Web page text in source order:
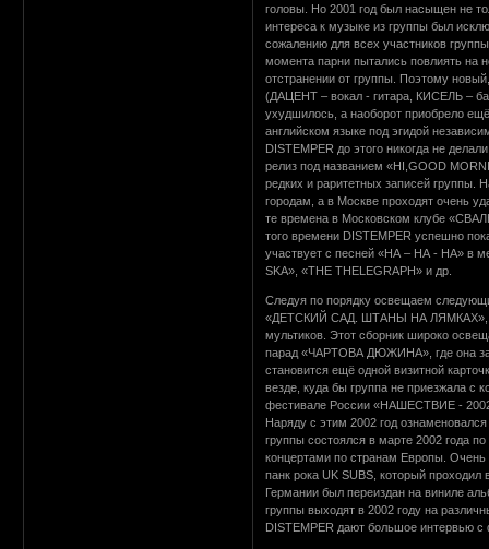
головы. Но 2001 год был насыщен не
интереса к музыке из группы был
сожалению для всех участников
момента парни пытались повлиять
отстранении от группы. Поэтому
(ДАЦЕНТ – вокал - гитара, КИСЕЛЬ –
ухудшилось, а наоборот приобрело
английском языке под эгидой
DISTEMPER до этого никогда не
релиз под названием «HI,GOOD
редких и раритетных записей группы.
городам, а в Москве проходят очень
те времена в Московском клубе
того времени DISTEMPER успешно
участвует с песней «НА – НА - НА» в
SKA», «THE THELEGRAPH» и др.
Следуя по порядку освещаем
«ДЕТСКИЙ САД. ШТАНЫ НА ЛЯМКАХ», где
мультиков. Этот сборник широко
парад «ЧАРТОВА ДЮЖИНА», где она
становится ещё одной визитной
везде, куда бы группа не приезжала с
фестивале России «НАШЕСТВИЕ -
Наряду с этим 2002 год
группы состоялся в марте 2002 года
концертами по странам Европы. Очень
панк рока UK SUBS, который
Германии был переиздан на виниле
группы выходят в 2002 году на
DISTEMPER дают большое интервью